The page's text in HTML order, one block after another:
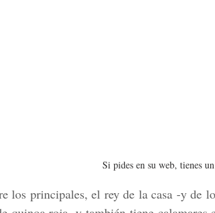
Si pides en su web, tienes
los principales, el rey de la casa -y de